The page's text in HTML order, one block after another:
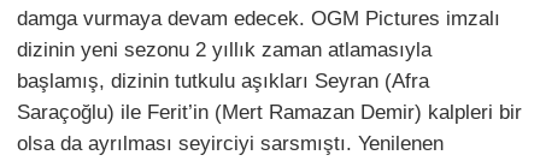
damga vurmaya devam edecek. OGM Pictures imzalı
dizinin yeni sezonu 2 yıllık zaman atlamasıyla
başlamış, dizinin tutkulu aşıkları Seyran (Afra
Saraçoğlu) ile Ferit’in (Mert Ramazan Demir) kalpleri bir
olsa da ayrılması seyirciyi sarsmıştı. Yenilenen